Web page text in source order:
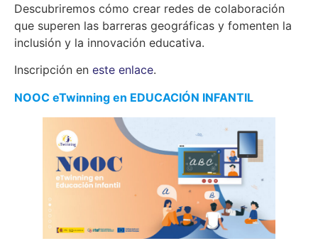
Descubriremos cómo crear redes de colaboración
que superen las barreras geográficas y fomenten la
inclusión y la innovación educativa.
Inscripción en este enlace.
NOOC eTwinning en EDUCACIÓN INFANTIL